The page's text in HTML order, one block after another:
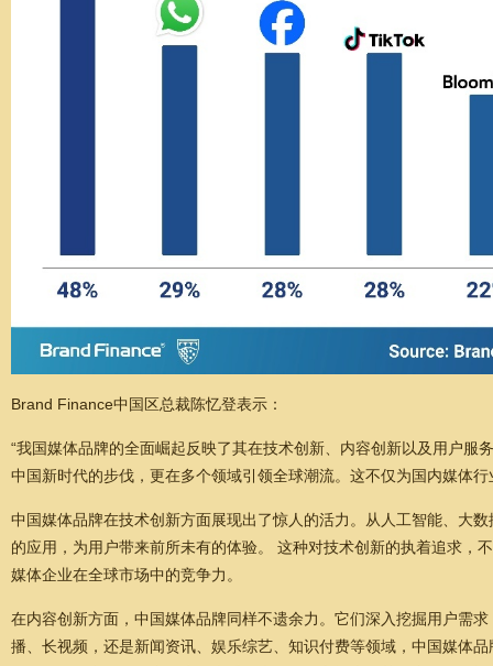
Brand Finance中国区总裁陈忆登表示：
“我国媒体品牌的全面崛起反映了其在技术创新、内容创新以及用户
中国新时代的步伐，更在多个领域引领全球潮流。这不仅为国内媒体
中国媒体品牌在技术创新方面展现出了惊人的活力。从人工智能、大
的应用，为用户带来前所未有的体验。 这种对技术创新的执着追求，
媒体企业在全球市场中的竞争力。
在内容创新方面，中国媒体品牌同样不遗余力。它们深入挖掘用户需
播、长视频，还是新闻资讯、娱乐综艺、知识付费等领域，中国媒体